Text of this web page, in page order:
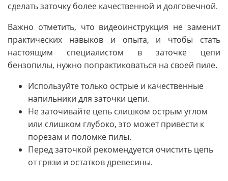
сделать заточку более качественной и долговечной.
Важно отметить, что видеоинструкция не заменит
практических навыков и опыта, и чтобы стать
настоящим специалистом в заточке цепи
бензопилы, нужно попрактиковаться на своей пиле.
Используйте только острые и качественные
напильники для заточки цепи.
Не заточивайте цепь слишком острым углом
или слишком глубоко, это может привести к
порезам и поломке пилы.
Перед заточкой рекомендуется очистить цепь
от грязи и остатков древесины.